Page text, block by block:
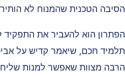
הטכנית שהמנוח לא הותיר
הוא להעביר את התפקיד
חכם, שיאמר קדיש על
מצוות שאפשר למנות שליח